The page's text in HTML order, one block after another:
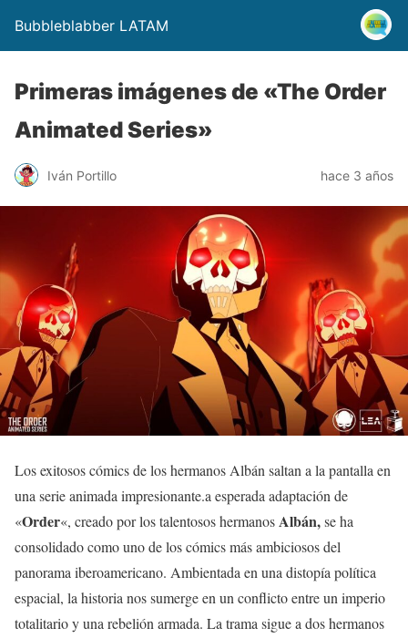
Bubbleblabber LATAM
Primeras imágenes de «The Order
Animated Series»
Iván Portillo hace 3 años
Los exitosos cómics de los hermanos Albán saltan a la pantalla en
una serie animada impresionante.a esperada adaptación de
«Order«, creado por los talentosos hermanosAlbán,se ha
consolidado como uno de los cómics más ambiciosos del
panorama iberoamericano. Ambientada en una distopía política
espacial, la historia nos sumerge en un conflicto entre un imperio
totalitario y una rebelión armada. La trama sigue a dos hermanos